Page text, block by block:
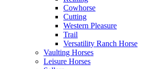
Cowhorse
Cutting
Western Pleasure
Trail
Versatility Ranch Horse
Vaulting Horses
Leisure Horses